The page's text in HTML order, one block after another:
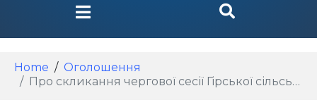
Home
Оголошення
Про скликання чергової сесії Гірської сільської ради